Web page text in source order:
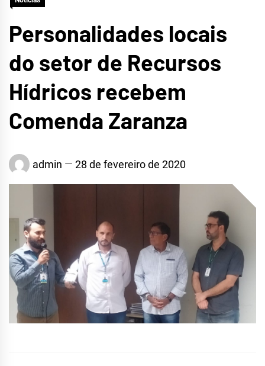
Personalidades locais
do setor de Recursos
Hídricos recebem
Comenda Zaranza
admin 28 de fevereiro de 2020